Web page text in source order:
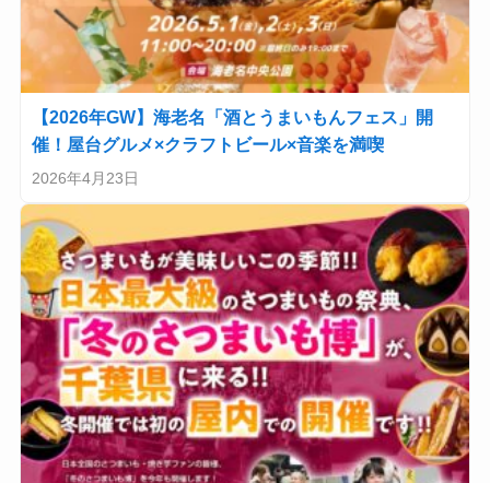
【2026年GW】海老名「酒とうまいもんフェス」開
催！屋台グルメ×クラフトビール×音楽を満喫
2026年4月23日